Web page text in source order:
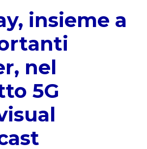
insieme a
nel
5G